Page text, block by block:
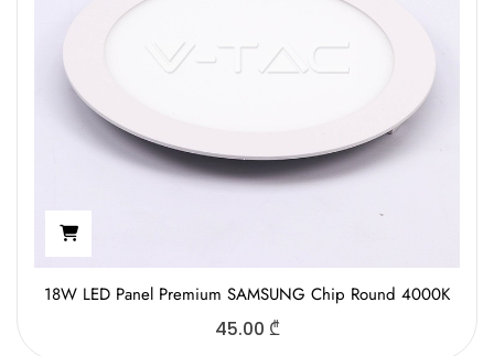
18W LED Panel Premium SAMSUNG Chip Round 4000K
45.00 ₾